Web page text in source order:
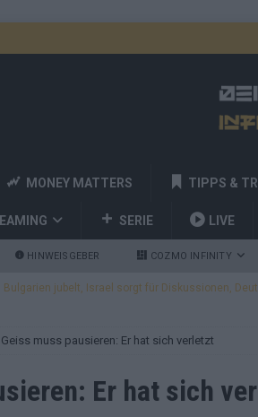
MONEY MATTERS TIPPS &
SERIE LIVE
HINWEISGEBER COZMO INFINITY
Bulgarien jubelt, Israel sorgt für Diskussionen,
und Billy Joel – das ESC-Finale wird eine Party
Startreihenfolge steht, Deutschland singt als
muss pausieren: Er hat sich verletzt
Er hat sich